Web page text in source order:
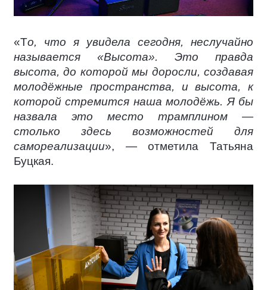
«То, что я увидела сегодня, неслучайно
называется «Высота». Это правда
высота, до которой мы доросли, создавая
молодёжные пространства, и высота, к
которой стремится наша молодёжь. Я бы
назвала это место трамплином —
столько здесь возможностей для
самореализации», — отметила Татьяна
Буцкая.